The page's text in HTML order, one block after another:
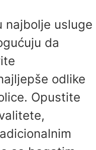
najbolje usluge
da
odlike
Opustite